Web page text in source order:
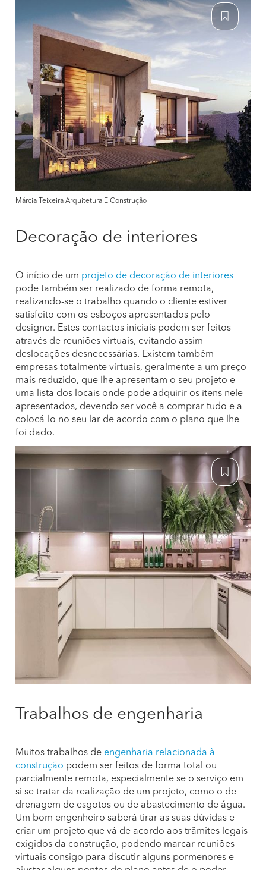
Márcia Teixeira Arquitetura E Construção
Decoração de interiores
O início de um projeto de decoração de interiores
pode também ser realizado de forma remota,
realizando-se o trabalho quando o cliente estiver
satisfeito com os esboços apresentados pelo
designer. Estes contactos iniciais podem ser feitos
através de reuniões virtuais, evitando assim
deslocações desnecessárias. Existem também
empresas totalmente virtuais, geralmente a um preço
mais reduzido, que lhe apresentam o seu projeto e
uma lista dos locais onde pode adquirir os itens nele
apresentados, devendo ser você a comprar tudo e a
colocá-lo no seu lar de acordo com o plano que lhe
foi dado.
Trabalhos de engenharia
Muitos trabalhos de engenharia relacionada à
construção podem ser feitos de forma total ou
parcialmente remota, especialmente se o serviço em
si se tratar da realização de um projeto, como o de
drenagem de esgotos ou de abastecimento de água.
Um bom engenheiro saberá tirar as suas dúvidas e
criar um projeto que vá de acordo aos trâmites legais
exigidos da construção, podendo marcar reuniões
virtuais consigo para discutir alguns pormenores e